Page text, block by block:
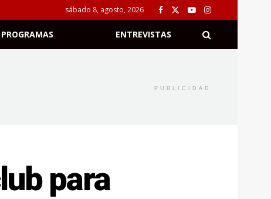
sábado 8, agosto, 2026
PROGRAMAS ENTREVISTAS
PUBLICIDAD
para